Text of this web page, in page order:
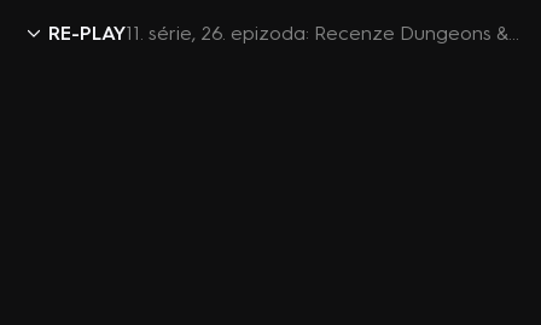
RE-PLAY 11. série, 26. epizoda: Recenze Dungeons & dragons, Forza Horizon 5 a pohled do světa Final Fantasy VII.